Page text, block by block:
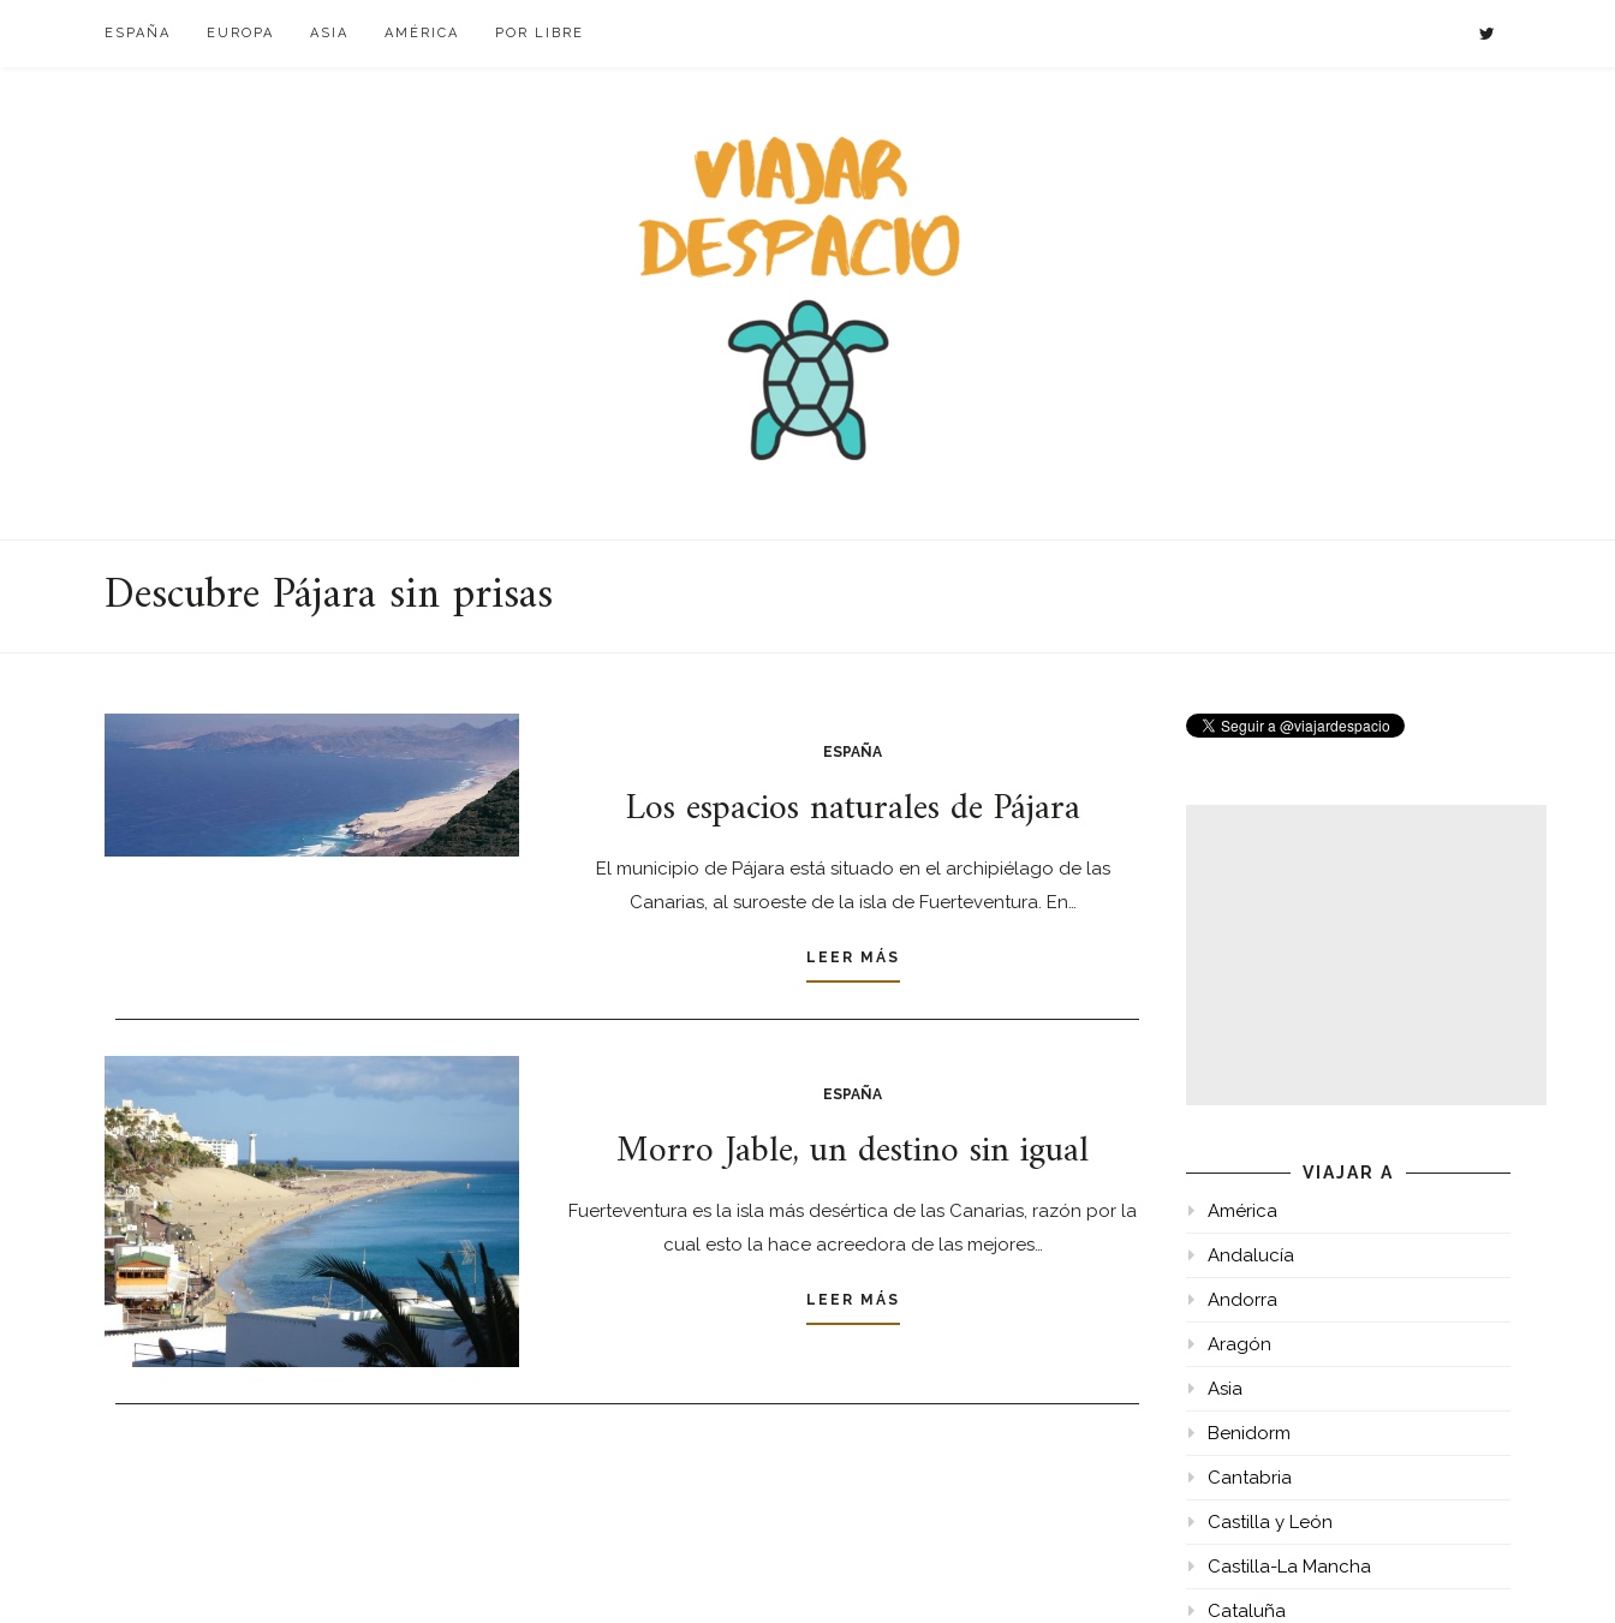
ESPAÑA EUROPA ASIA AMÉRICA POR LIBRE
Descubre Pájara sin prisas
ESPAÑA
Los espacios naturales de Pájara
El municipio de Pájara está situado en el archipiélago de las
Canarias, al suroeste de la isla de Fuerteventura. En…
LEER MÁS
ESPAÑA
Morro Jable, un destino sin igual
Fuerteventura es la isla más desértica de las Canarias, razón por la
cual esto la hace acreedora de las mejores…
LEER MÁS
VIAJAR A
América
Andalucía
Andorra
Aragón
Asia
Benidorm
Cantabria
Castilla y León
Castilla-La Mancha
Cataluña